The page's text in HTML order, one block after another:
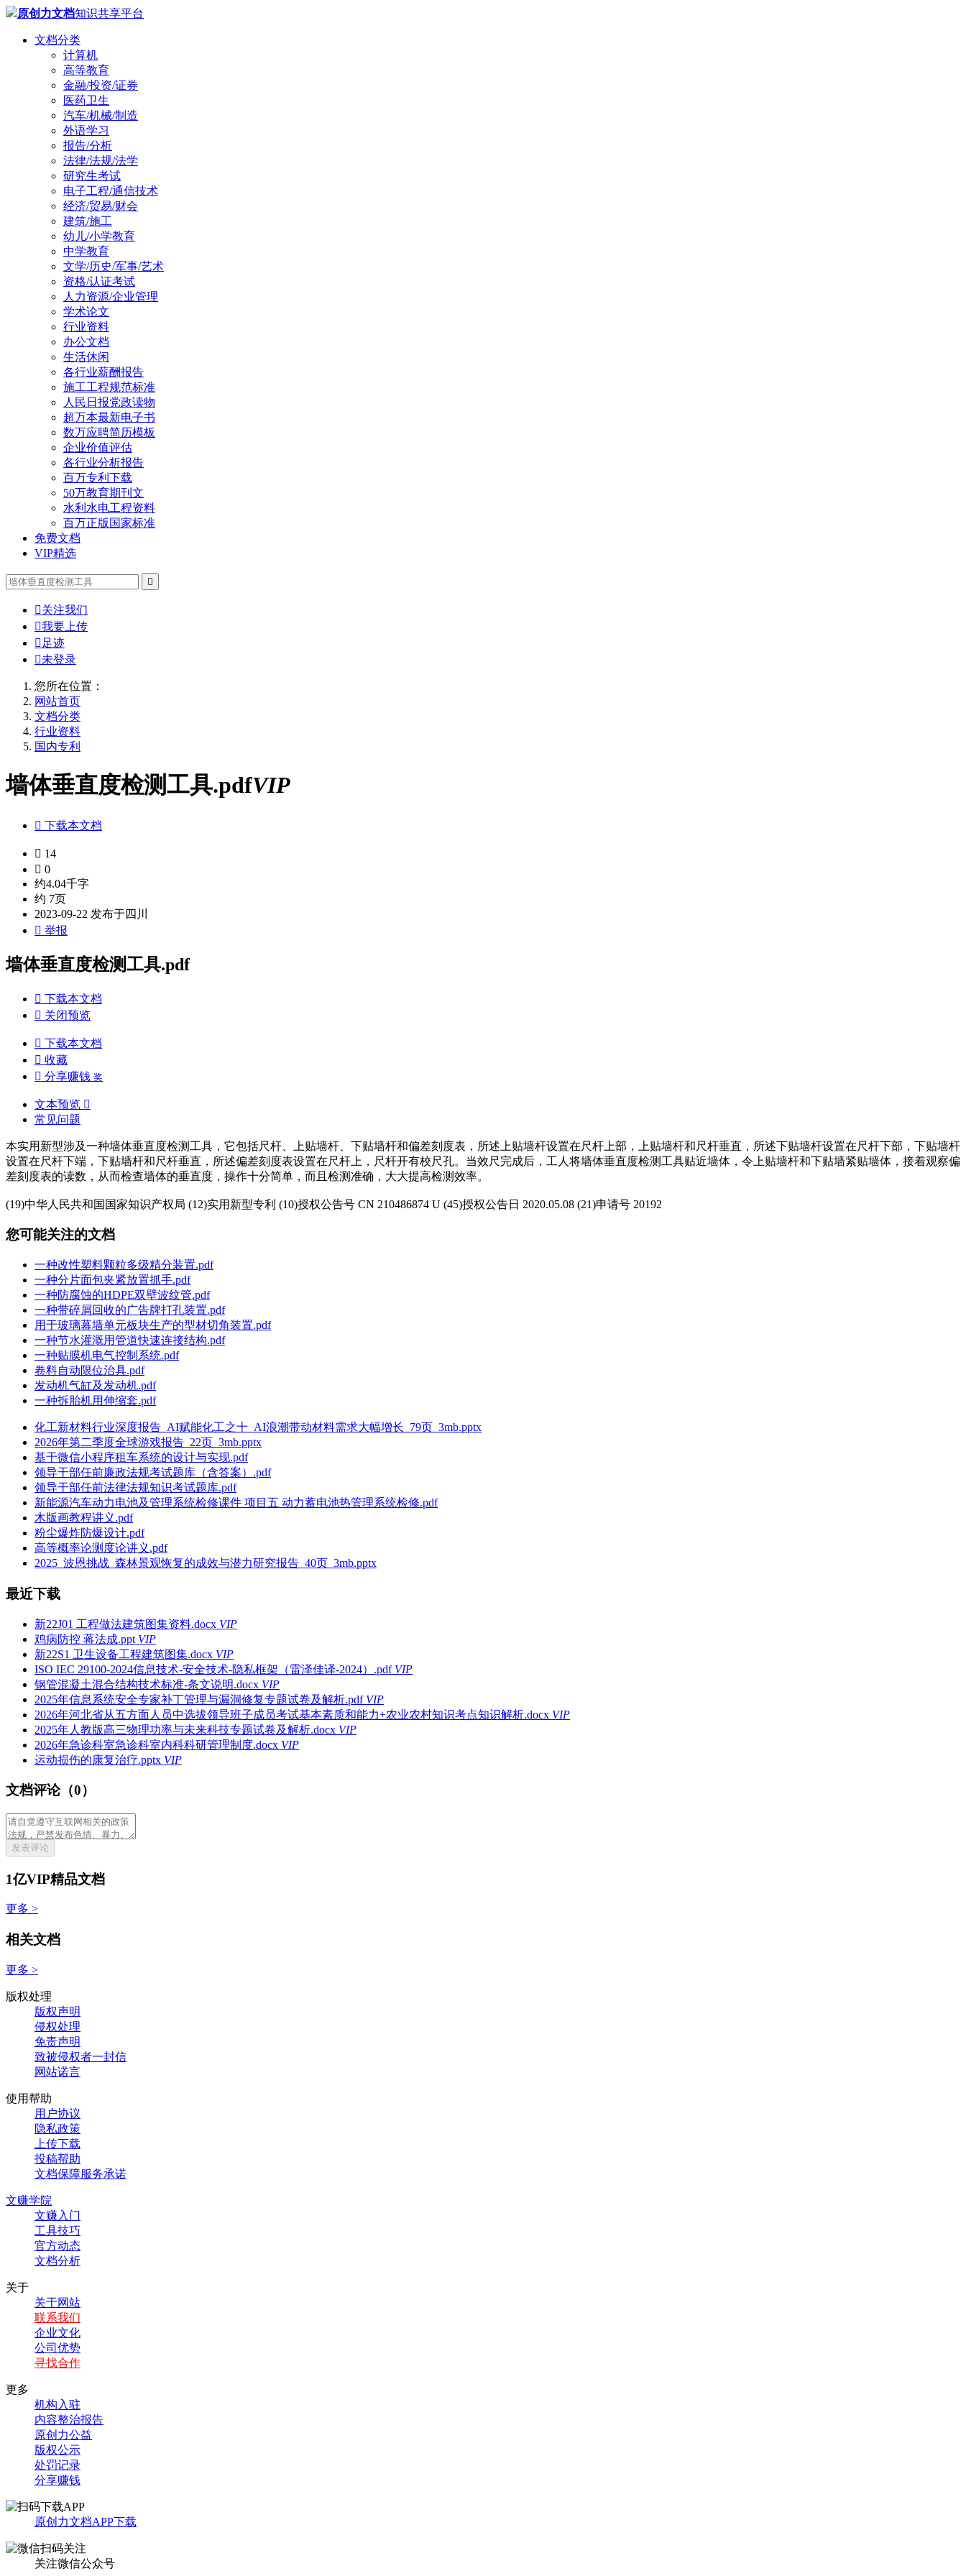
原创力文档知识共享平台
文档分类
计算机
高等教育
金融/投资/证券
医药卫生
汽车/机械/制造
外语学习
报告/分析
法律/法规/法学
研究生考试
电子工程/通信技术
经济/贸易/财会
建筑/施工
幼儿/小学教育
中学教育
文学/历史/军事/艺术
资格/认证考试
人力资源/企业管理
学术论文
行业资料
办公文档
生活休闲
各行业薪酬报告
施工工程规范标准
人民日报党政读物
超万本最新电子书
数万应聘简历模板
企业价值评估
各行业分析报告
百万专利下载
50万教育期刊文
水利水电工程资料
百万正版国家标准
免费文档
VIP精选

关注我们
我要上传
 足迹
未登录
您所在位置：
网站首页
文档分类
行业资料
国内专利
墙体垂直度检测工具.pdfVIP
 下载本文档
 14
 0
约4.04千字
约 7页
2023-09-22 发布于四川
 举报
墙体垂直度检测工具.pdf
 下载本文档
 关闭预览
 下载本文档
 收藏
 分享赚钱 奖
文本预览 
常见问题
本实用新型涉及一种墙体垂直度检测工具，它包括尺杆、上贴墙杆、下贴墙杆和偏差刻度表，所述上贴墙杆设置在尺杆上部，上贴墙杆和尺杆垂直，所述下贴墙杆设置在尺杆下部，下贴墙杆
设置在尺杆下端，下贴墙杆和尺杆垂直，所述偏差刻度表设置在尺杆上，尺杆开有校尺孔。当效尺完成后，工人将墙体垂直度检测工具贴近墙体，令上贴墙杆和下贴墙紧贴墙体，接着观察偏
差刻度表的读数，从而检查墙体的垂直度，操作十分简单，而且检测准确，大大提高检测效率。
(19)中华人民共和国国家知识产权局 (12)实用新型专利 (10)授权公告号 CN 210486874 U (45)授权公告日 2020.05.08 (21)申请号 20192
您可能关注的文档
一种改性塑料颗粒多级精分装置.pdf
一种分片面包夹紧放置抓手.pdf
一种防腐蚀的HDPE双壁波纹管.pdf
一种带碎屑回收的广告牌打孔装置.pdf
用于玻璃幕墙单元板块生产的型材切角装置.pdf
一种节水灌溉用管道快速连接结构.pdf
一种贴膜机电气控制系统.pdf
卷料自动限位治具.pdf
发动机气缸及发动机.pdf
一种拆胎机用伸缩套.pdf
化工新材料行业深度报告_AI赋能化工之十_AI浪潮带动材料需求大幅增长_79页_3mb.pptx
2026年第二季度全球游戏报告_22页_3mb.pptx
基于微信小程序租车系统的设计与实现.pdf
领导干部任前廉政法规考试题库（含答案）.pdf
领导干部任前法律法规知识考试题库.pdf
新能源汽车动力电池及管理系统检修课件 项目五 动力蓄电池热管理系统检修.pdf
木版画教程讲义.pdf
粉尘爆炸防爆设计.pdf
高等概率论测度论讲义.pdf
2025_波恩挑战_森林景观恢复的成效与潜力研究报告_40页_3mb.pptx
最近下载
新22J01 工程做法建筑图集资料.docx VIP
鸡病防控 蒋法成.ppt VIP
新22S1 卫生设备工程建筑图集.docx VIP
ISO IEC 29100-2024信息技术-安全技术-隐私框架（雷泽佳译-2024）.pdf VIP
钢管混凝土混合结构技术标准-条文说明.docx VIP
2025年信息系统安全专家补丁管理与漏洞修复专题试卷及解析.pdf VIP
2026年河北省从五方面人员中选拔领导班子成员考试基本素质和能力+农业农村知识考点知识解析.docx VIP
2025年人教版高三物理功率与未来科技专题试卷及解析.docx VIP
2026年急诊科室急诊科室内科科研管理制度.docx VIP
运动损伤的康复治疗.pptx VIP
文档评论（0）
发表评论
1亿VIP精品文档
更多 >
相关文档
更多 >
版权处理
版权声明
侵权处理
免责声明
致被侵权者一封信
网站诺言
使用帮助
用户协议
隐私政策
上传下载
投稿帮助
文档保障服务承诺
文赚学院
文赚入门
工具技巧
官方动态
文档分析
关于
关于网站
联系我们
企业文化
公司优势
寻找合作
更多
机构入驻
内容整治报告
原创力公益
版权公示
处罚记录
分享赚钱
原创力文档APP下载
关注微信公众号